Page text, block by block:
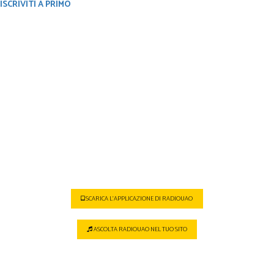
ISCRIVITI A PRIMO
SCARICA L'APPLICAZIONE DI RADIOUAO
ASCOLTA RADIOUAO NEL TUO SITO